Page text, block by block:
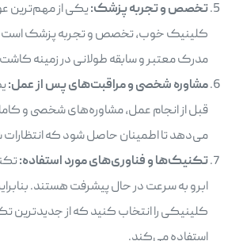
تخصص و تجربه پزشک:یکی از مهم‌ترین
کلینیک خوب، تخصص و تجربه پزشک است.
مدرک معتبر و سابقه طولانی در زمینه کاشت
مشاوره شخصی و مراقبت‌های پس از عمل:
قبل از انجام عمل، مشاوره‌های شخصی و کاملی
می‌دهد تا اطمینان حاصل شود که انتظارات
تکنیک‌ها و فناوری‌های مورد استفاده:
ابرو به سرعت در حال پیشرفت هستند.
کلینیکی را انتخاب کنید که از جدیدترین